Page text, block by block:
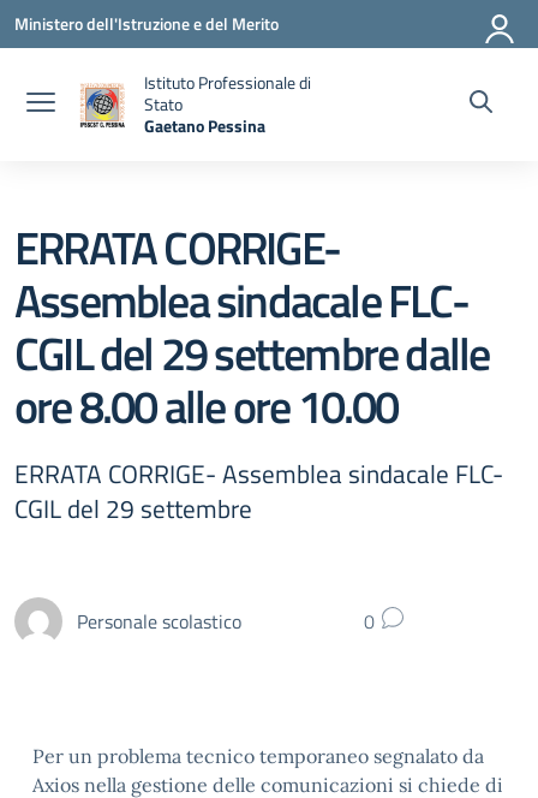
Vai ai contenuti
Vai al menu di navigazione
Vai al footer
Ministero dell'Istruzione e del Merito
Istituto Professionale di
Stato
Gaetano Pessina
ERRATA CORRIGE-
Assemblea sindacale FLC-
CGIL del 29 settembre dalle
ore 8.00 alle ore 10.00
ERRATA CORRIGE- Assemblea sindacale FLC-
CGIL del 29 settembre
Personale scolastico 0
Per un problema tecnico temporaneo segnalato da
Axios nella gestione delle comunicazioni si chiede di